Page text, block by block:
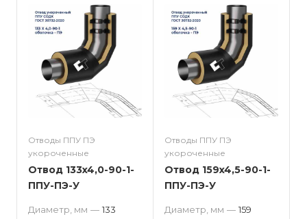
Отводы ППУ ПЭ
укороченные
Отвод 133x4,0-90-1-
ППУ-ПЭ-У
Диаметр, мм — 133
Отводы ППУ ПЭ
укороченные
Отвод 159x4,5-90-1-
ППУ-ПЭ-У
Диаметр, мм — 159